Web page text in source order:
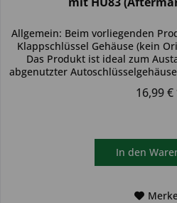
Allgemein: Beim vorliegenden
Klappschlüssel Gehäuse (kein
Das Produkt ist ideal zum
abgenutzter
16,99
In den